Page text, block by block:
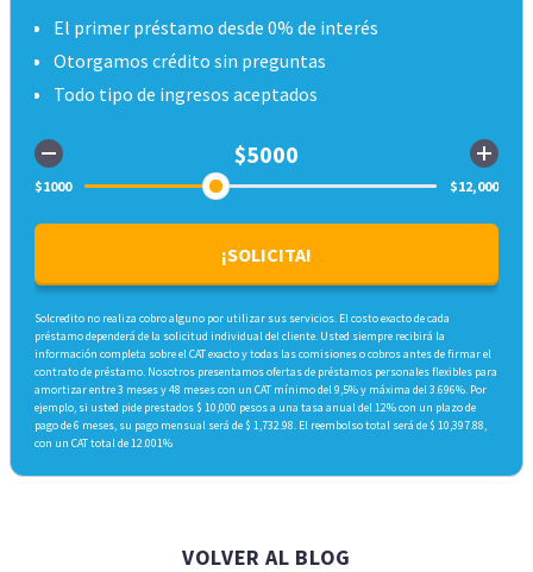
El primer préstamo desde 0% de interés
Otorgamos crédito sin preguntas
Todo tipo de ingresos aceptados
¡SOLICITA!
Solcredito no realiza cobro alguno por utilizar sus servicios. El costo exacto de cada
préstamo dependerá de la solicitud individual del cliente. Usted siempre recibirá la
información completa sobre el CAT exacto y todas las comisiones o cobros antes de firmar el
contrato de préstamo. Nosotros presentamos ofertas de préstamos personales flexibles para
amortizar entre 3 meses y 48 meses con un CAT mínimo del 9,5% y máxima del 3.696%. Por
ejemplo, si usted pide prestados $ 10,000 pesos a una tasa anual del 12% con un plazo de
pago de 6 meses, su pago mensual será de $ 1,732.98. El reembolso total será de $ 10,397.88,
con un CAT total de 12.001%
VOLVER AL BLOG